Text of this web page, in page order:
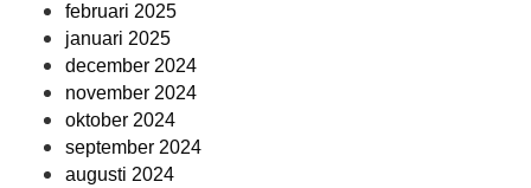
februari 2025
januari 2025
december 2024
november 2024
oktober 2024
september 2024
augusti 2024